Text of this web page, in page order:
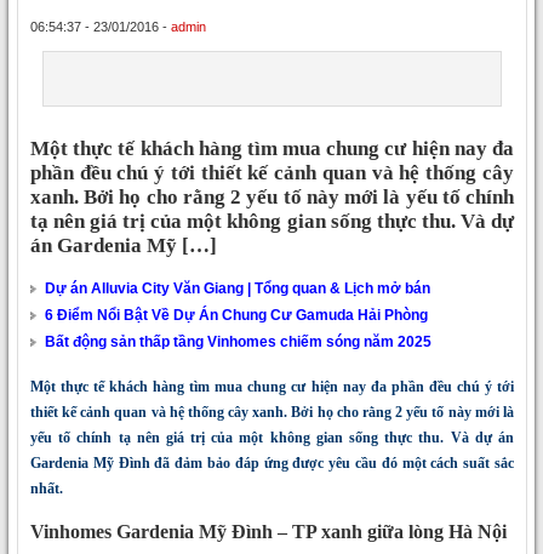
06:54:37 - 23/01/2016 - admin
Một thực tế khách hàng tìm mua chung cư hiện nay đa
phần đều chú ý tới thiết kế cảnh quan và hệ thống cây
xanh. Bởi họ cho rằng 2 yếu tố này mới là yếu tố chính
tạ nên giá trị của một không gian sống thực thu. Và dự
án Gardenia Mỹ […]
Dự án Alluvia City Văn Giang | Tổng quan & Lịch mở bán
6 Điểm Nổi Bật Về Dự Án Chung Cư Gamuda Hải Phòng
Bất động sản thấp tầng Vinhomes chiếm sóng năm 2025
Một thực tế khách hàng tìm mua chung cư hiện nay đa phần đều chú ý tới
thiết kế cảnh quan và hệ thống cây xanh. Bởi họ cho rằng 2 yếu tố này mới là
yếu tố chính tạ nên giá trị của một không gian sống thực thu. Và dự án
Gardenia Mỹ Đình đã đảm bảo đáp ứng được yêu cầu đó một cách suất sắc
nhất.
Vinhomes Gardenia Mỹ Đình – TP xanh giữa lòng Hà Nội